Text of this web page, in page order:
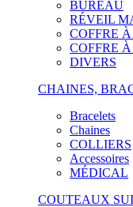
BUREAU
RÉVEIL
COFFRE
COFFRE
DIVERS
CHAINES,
Bracelets
Chaines
COLLIERS
Accessoires
MÉDICAL
COUTEAUX